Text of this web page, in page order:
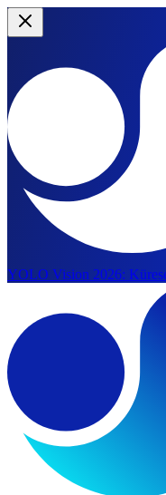
YOLO Vision 2026: